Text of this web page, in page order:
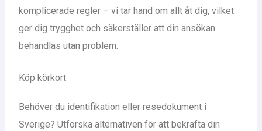
komplicerade regler – vi tar hand om allt åt dig, vilket
ger dig trygghet och säkerställer att din ansökan
behandlas utan problem.
Köp körkort
Behöver du identifikation eller resedokument i
Sverige? Utforska alternativen för att bekräfta din